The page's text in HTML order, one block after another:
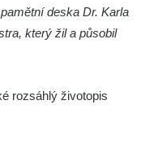
deska Dr. Karla
který žil a působil
rozsáhlý životopis